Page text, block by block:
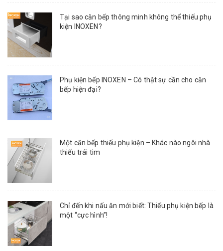
Tại sao căn bếp thông minh không thể thiếu phụ
kiện INOXEN?
Phụ kiện bếp INOXEN – Có thật sự cần cho căn
bếp hiện đại?
Một căn bếp thiếu phụ kiện – Khác nào ngôi nhà
thiếu trái tim
Chỉ đến khi nấu ăn mới biết: Thiếu phụ kiện bếp là
một “cực hình”!